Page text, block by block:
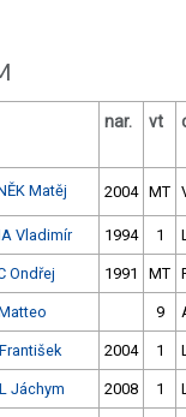
nar. vt
Matěj 2004 MT
Vladimír 1994 1
Ondřej 1991 MT
9
2004 1
Jáchym 2008 1